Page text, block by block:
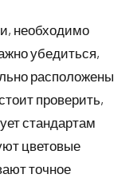
необходимо
убедиться,
расположены
проверить,
стандартам
цветовые
точное